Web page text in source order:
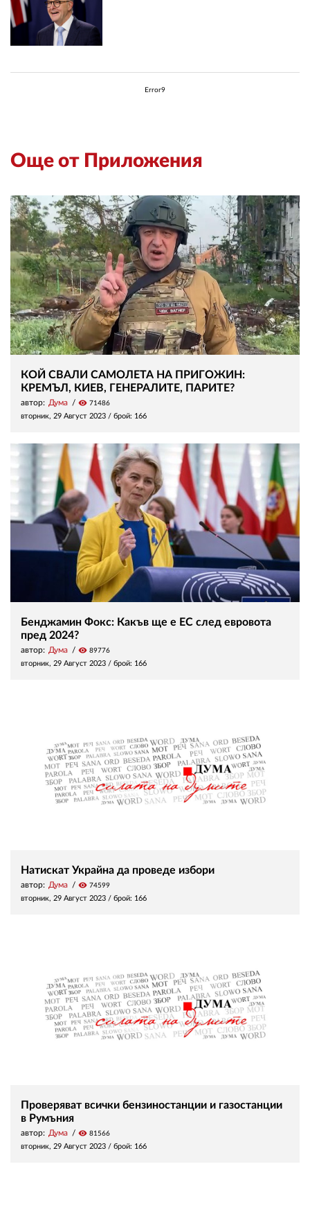
Error9
Още от Приложения
КОЙ СВАЛИ САМОЛЕТА НА ПРИГОЖИН:
КРЕМЪЛ, КИЕВ, ГЕНЕРАЛИТЕ, ПАРИТЕ?
автор: Дума visibility 71486
вторник, 29 Август 2023 / брой: 166
Бенджамин Фокс: Какъв ще е ЕС след евровота
пред 2024?
автор: Дума visibility 89776
вторник, 29 Август 2023 / брой: 166
Натискат Украйна да проведе избори
автор: Дума visibility 74599
вторник, 29 Август 2023 / брой: 166
Проверяват всички бензиностанции и газостанции
в Румъния
автор: Дума visibility 81566
вторник, 29 Август 2023 / брой: 166